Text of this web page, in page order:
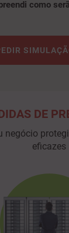
como
DE
negócio
eficazes